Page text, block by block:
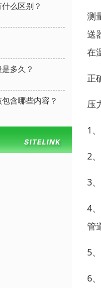
么区别？
多久？
含哪些内容？
测
送
在
正
压
1
2
3
4
管
5
6